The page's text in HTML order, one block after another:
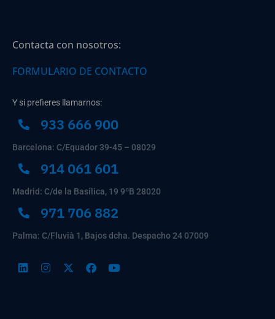
Contacta con nosotros:
FORMULARIO DE CONTACTO
Y si prefieres llamarnos:
933 666 900
Barcelona: C/Equador 39-45 – 08029
914 061 601
Madrid: C/de la Basílica, 19 9ºB 28020
971 706 882
Palma: C/Fluvià 1, Bajos dcha. Despacho 24 07009